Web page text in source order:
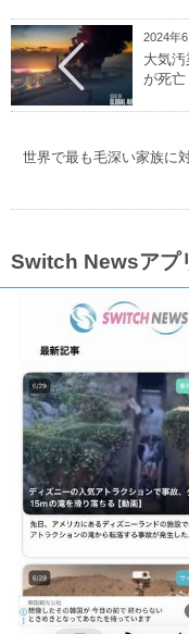
2024年
大気
が死亡
世界で最も毛深い家族に
Switch Newsアプ